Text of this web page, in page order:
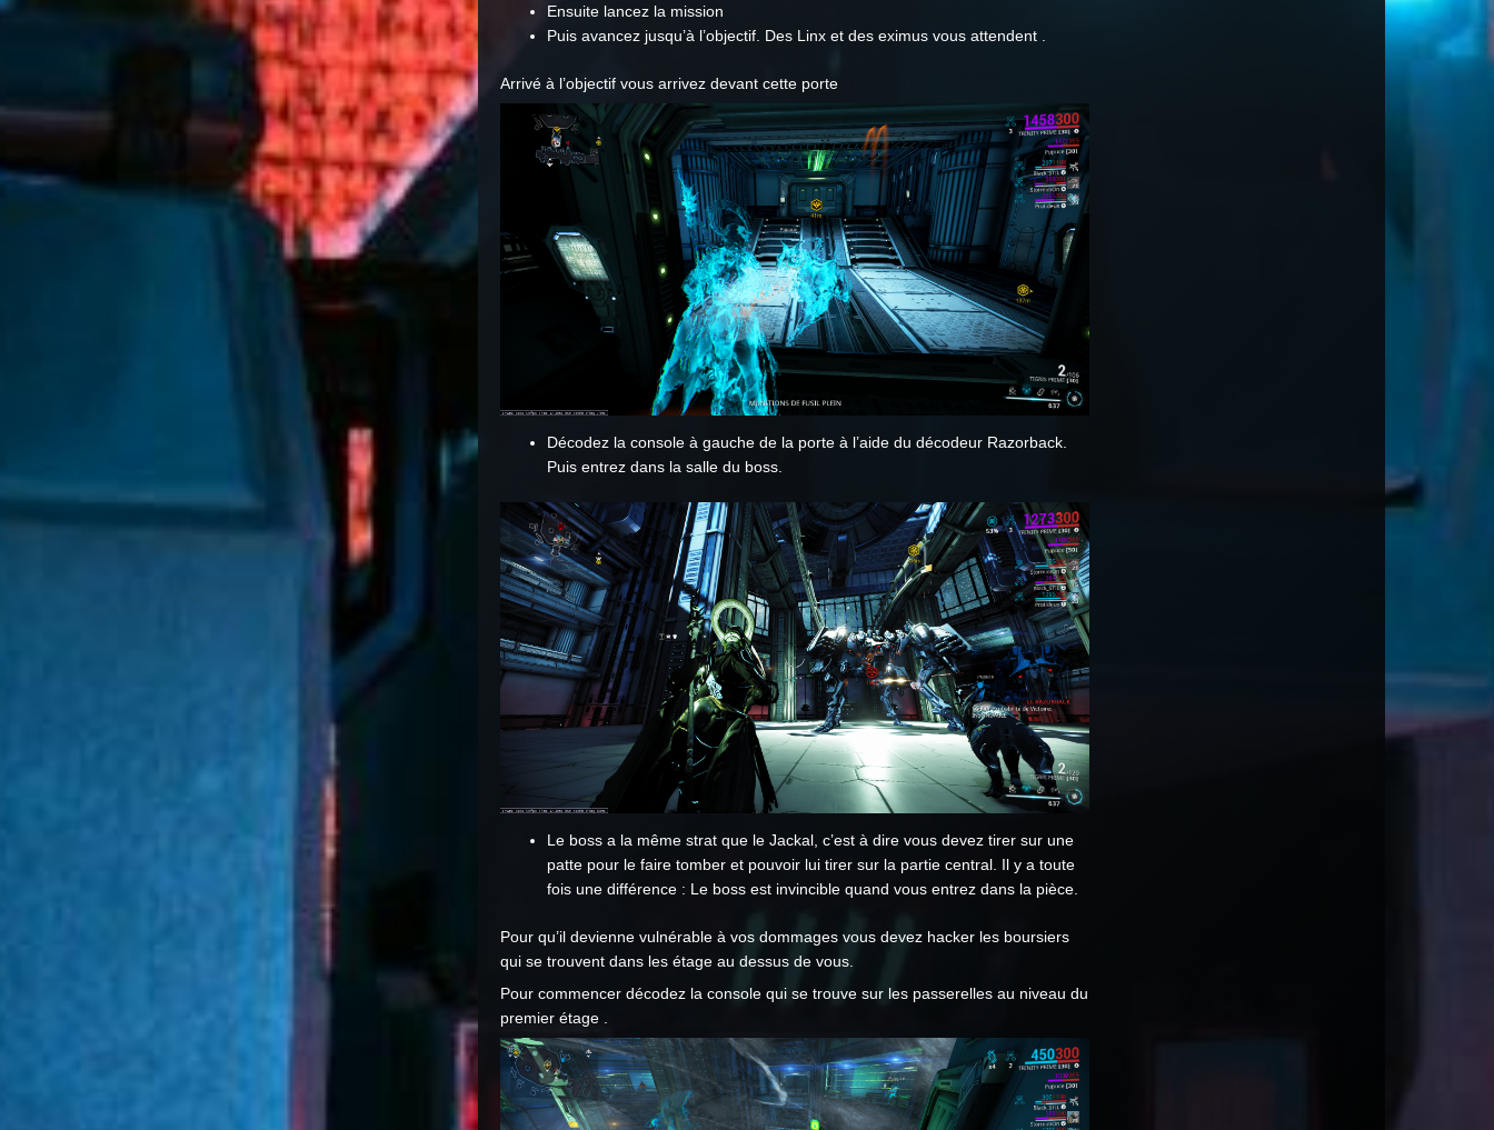
Ensuite lancez la mission
Puis avancez jusqu’à l’objectif. Des Linx et des eximus vous attendent .
Arrivé à l’objectif vous arrivez devant cette porte
Décodez la console à gauche de la porte à l’aide du décodeur Razorback.
Puis entrez dans la salle du boss.
Le boss a la même strat que le Jackal, c’est à dire vous devez tirer sur une
patte pour le faire tomber et pouvoir lui tirer sur la partie central. Il y a toute
fois une différence : Le boss est invincible quand vous entrez dans la pièce.
Pour qu’il devienne vulnérable à vos dommages vous devez hacker les boursiers
qui se trouvent dans les étage au dessus de vous.
Pour commencer décodez la console qui se trouve sur les passerelles au niveau du
premier étage .